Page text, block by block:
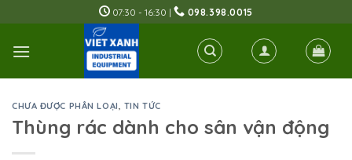
to
content
07:30 - 16:30 | 098.398.0015
CHƯA ĐƯỢC PHÂN LOẠI, TIN TỨC
Thùng rác dành cho sân vận động